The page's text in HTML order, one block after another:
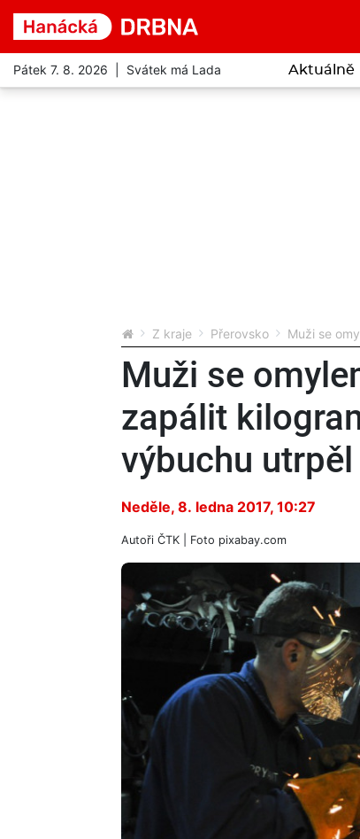
Pátek 7. 8. 2026 | Svátek má Lada Aktuálně
Z kraje Přerovsko Muži se
Muži se
zapálit
výbuchu
Neděle, 8. ledna 2017, 10:27
Autoři ČTK | Foto pixabay.com